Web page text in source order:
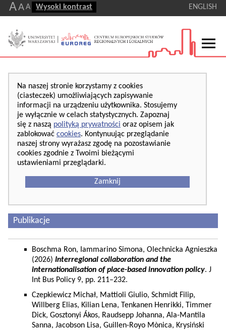
AA A Wysoki kontrast ENGLISH
Na naszej stronie korzystamy z cookies
(ciasteczek) umożliwiających zapisywanie
informacji na urządzeniu użytkownika. Stosujemy
je wyłącznie w celach statystycznych. Zapoznaj
się z naszą polityką prywatności oraz opisem jak
zablokować cookies. Kontynuując przeglądanie
naszej strony wyrażasz zgodę na pozostawianie
cookies zgodnie z Twoimi bieżącymi
ustawieniami przeglądarki.
Zamknij
Publikacje
Boschma Ron, Iammarino Simona, Olechnicka Agnieszka
(2026) Interregional collaboration and the
internationalisation of place-based innovation policy. J
Int Bus Policy 9, pp. 211–232.
Czepkiewicz Michał, Mattioli Giulio, Schmidt Filip,
Willberg Elias, Kilian Lena, Tenkanen Henrikki, Timmer
Dick, Gosztonyi Ákos, Raudsepp Johanna, Ala-Mantila
Sanna, Jacobson Lisa, Guillen-Royo Mònica, Krysiński